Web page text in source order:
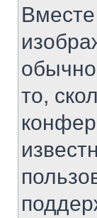
то,